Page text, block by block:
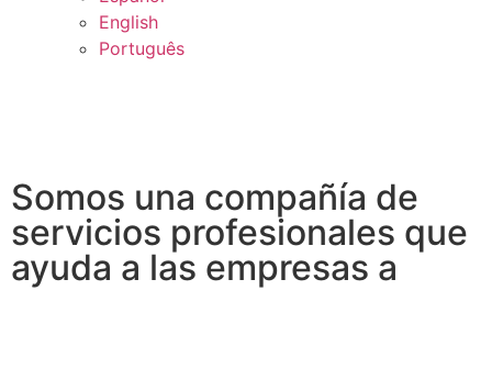
English
Português
Somos una compañía de
servicios profesionales que
ayuda a las empresas a
impulsar un crecimiento